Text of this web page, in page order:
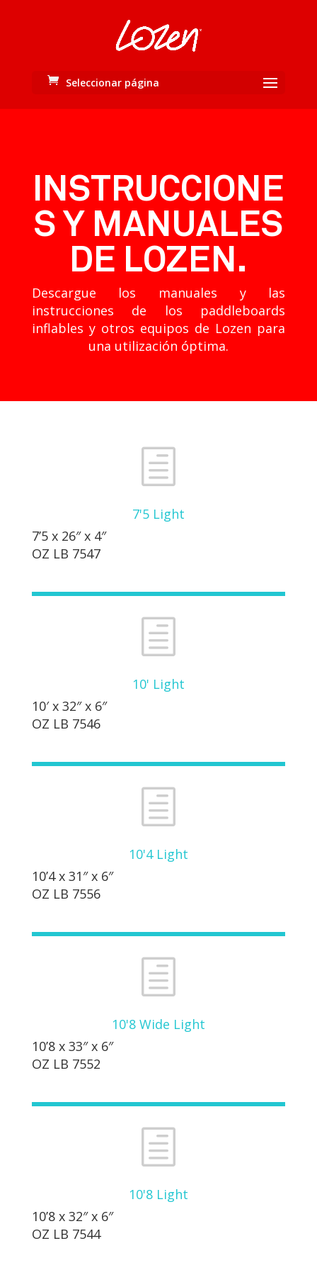
Seleccionar página
INSTRUCCIONE
S Y MANUALES
DE LOZEN.
Descargue los manuales y las
instrucciones de los paddleboards
inflables y otros equipos de Lozen para
una utilización óptima.
h
7'5 Light
7’5 x 26″ x 4″
OZ LB 7547
h
10' Light
10′ x 32″ x 6″
OZ LB 7546
h
10'4 Light
10’4 x 31″ x 6″
OZ LB 7556
h
10'8 Wide Light
10’8 x 33″ x 6″
OZ LB 7552
h
10'8 Light
10’8 x 32″ x 6″
OZ LB 7544